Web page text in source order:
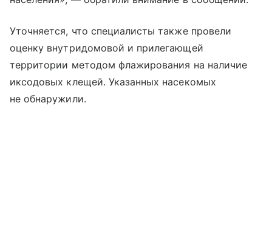
Уточняется, что специалисты также провели
оценку внутридомовой и прилегающей
территории методом флажирования на наличие
иксодовых клещей. Указанных насекомых
не обнаружили.